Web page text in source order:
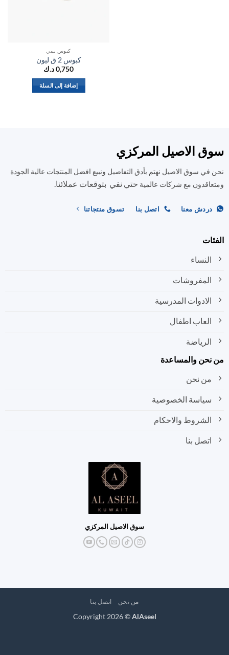
كبوس بيبي
كبوس 2 ق ليون
0,750د.ك
إضافة إلى السلة
الاصيل المركزي
سوق الاصيل نهتم بأدق التفاصيل ونبيع افضل المنتجات عالية الجودة
مع شركات عالميةحتي نفي بتوقعات عملائنا.
دردش معنا اتصل بنا تسوق منتجاتنا
النساء
المفروشات
الادوات المدرسية
العاب اطفال
الرياضة
والمساعدة
من نحن
سياسة الخصوصية
الشروط والاحكام
اتصل بنا
سوق الاصيل المركزي
من نحن اتصل بنا
Copyright 2026 ©AlAseel